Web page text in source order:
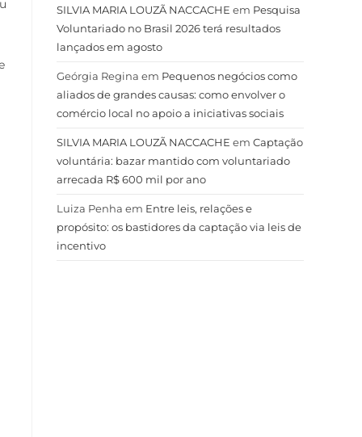
SILVIA MARIA LOUZÃ NACCACHE em Pesquisa
Voluntariado no Brasil 2026 terá resultados
lançados em agosto
Geórgia Regina em Pequenos negócios como
aliados de grandes causas: como envolver o
comércio local no apoio a iniciativas sociais
SILVIA MARIA LOUZÃ NACCACHE em Captação
voluntária: bazar mantido com voluntariado
arrecada R$ 600 mil por ano
Luiza Penha em Entre leis, relações e
propósito: os bastidores da captação via leis de
incentivo